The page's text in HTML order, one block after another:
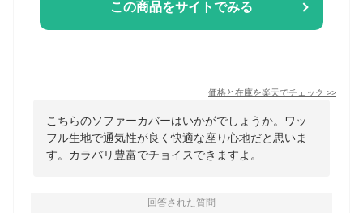
この商品をサイトでみる
価格と在庫を楽天でチェック >>
こちらのソファーカバーはいかがでしょうか。ワッ
フル生地で通気性が良く快適な座り心地だと思いま
す。カラバリ豊富でチョイスできますよ。
回答された質問